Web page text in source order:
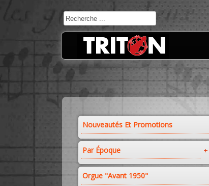
Nouveautés Et Promotions
Par Époque
Orgue "avant 1950"